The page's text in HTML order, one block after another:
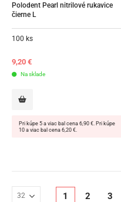
Polodent Pearl nitrilové rukavice
čierne L
100 ks
9,20 €
Na sklade
Pri kúpe 5 a viac bal cena 6,90 €. Pri kúpe
10 a viac bal cena 6,20 €.
1 2 3